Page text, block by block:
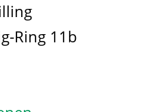
Ring 11b